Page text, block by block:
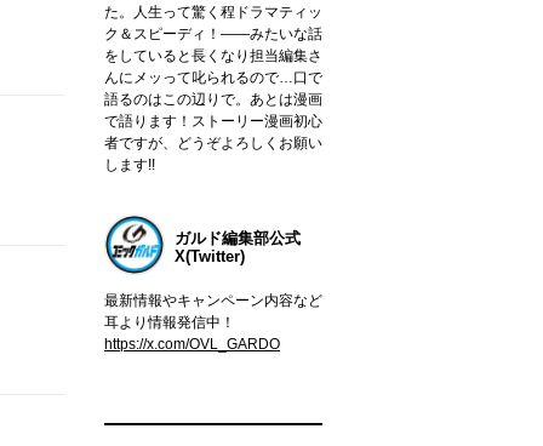
た。人生って驚く程ドラマティッ
ク＆スピーディ！――みたいな話
をしていると長くなり担当編集さ
んにメッって叱られるので…口で
語るのはこの辺りで。あとは漫画
で語ります！ストーリー漫画初心
者ですが、どうぞよろしくお願い
します!!
ガルド編集部公式
X(Twitter)
最新情報やキャンペーン内容など
耳より情報発信中！
https://x.com/OVL_GARDO